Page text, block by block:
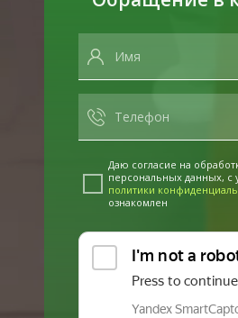
Даю согласие на
персональных данных, с
политики
ознакомлен